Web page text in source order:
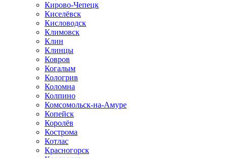
Кирово-Чепецк
Киселёвск
Кисловодск
Климовск
Клин
Клинцы
Ковров
Когалым
Кологрив
Коломна
Колпино
Комсомольск-на-Амуре
Копейск
Королёв
Кострома
Котлас
Красногорск